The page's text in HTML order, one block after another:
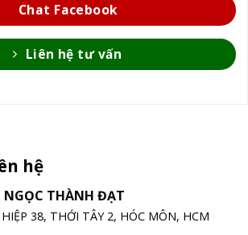
Chat Facebook
Liên hệ tư vấn
hệ
NGỌC THÀNH ĐẠT
38, THỚI TÂY 2, HÓC MÔN, HCM